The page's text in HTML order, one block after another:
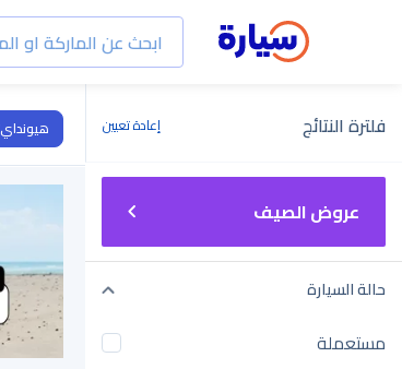
فلترة النتائج إعادة تعيين
عروض الصيف
حالة السيارة
مستعملة
هيونداي